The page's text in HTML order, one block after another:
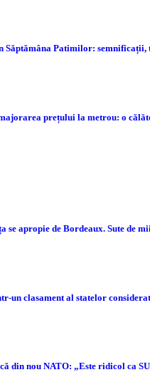
Săptămâna Patimilor:
prețului la metrou: o
se apropie de Bordeaux. Sute de
un clasament al statelor
din nou NATO: „Este ridicol ca